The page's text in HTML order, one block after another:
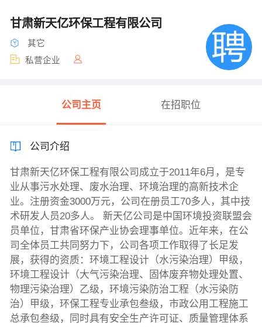
甘肃新天亿环保工程有限公司
其它
私营企业
公司主页 在招职位
公司介绍
甘肃新天亿环保工程有限公司成立于2011年6月，是专
业从事污水处理、废水治理、环境治理的高新技术企
业。注册资金3000万元，公司在册员工70多人，其中技
术研发人员20多人。 新天亿公司是中国环境投资联盟会
员单位，甘肃省环保产业协会理事单位。近年来，在公
司全体员工共同努力下，公司各项工作取得了长足发
展，获得的资质：环境工程设计（水污染治理）甲级，
环境工程设计（大气污染治理、固体废弃物处理处置、
物理污染治理）乙级，环境污染防治工程（水污染防
治）甲级，环保工程专业承包叁级，市政公用工程施工
总承包叁级，同时具有安全生产许可证、质量管理体系